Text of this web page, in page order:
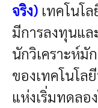
จริง) เทคโนโ
มีการลงทุนแล
นักวิเคราะห์มั
ของเทคโนโล
แห่งเริ่มทดลอ